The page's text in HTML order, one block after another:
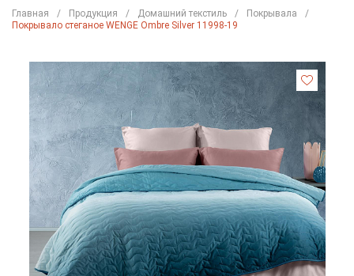
Главная Продукция Домашний текстиль
Покрывала
Покрывало стеганое WENGE Ombre Silver 11998-19